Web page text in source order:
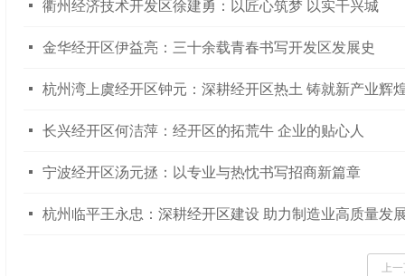
넷 衢州经济技术开发区徐建勇：以匠心筑梦 以实干兴城
넷 金华经开区伊益亮：三十余载青春书写开发区发展史
넷 杭州湾上虞经开区钟元：深耕经开区热土 铸就新产业辉
넷 长兴经开区何洁萍：经开区的拓荒牛 企业的贴心人
넷 宁波经开区汤元拯：以专业与热忱书写招商新篇章
넷 杭州临平王永忠：深耕经开区建设 助力制造业高质量发
上